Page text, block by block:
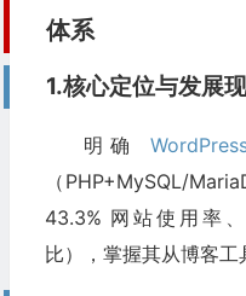
体系​
1.核心定位与发展
明确
（PHP+MySQL/
43.3% 网站使用率
比），掌握其从博客工